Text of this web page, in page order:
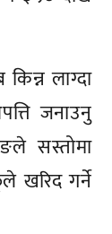
लाग्दा
जनाउनु
सस्तोमा
खरिद गर्ने